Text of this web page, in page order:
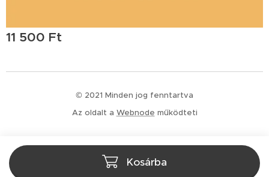
11 500 Ft
Kosárba
© 2021 Minden jog fenntartva
Az oldalt a Webnode működteti